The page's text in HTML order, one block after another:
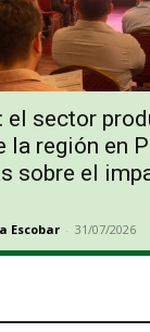
el sector
la región en
sobre el
Escobar - 31/07/2026